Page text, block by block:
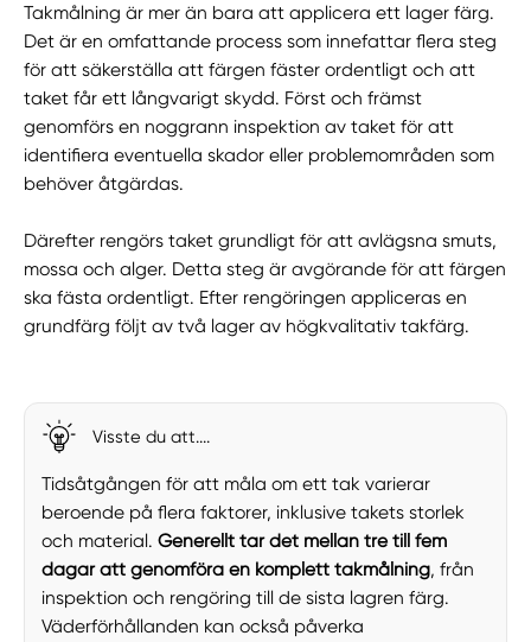
Takmålning är mer än bara att applicera ett lager färg.
Det är en omfattande process som innefattar flera steg
för att säkerställa att färgen fäster ordentligt och att
taket får ett långvarigt skydd. Först och främst
genomförs en noggrann inspektion av taket för att
identifiera eventuella skador eller problemområden som
behöver åtgärdas.
Därefter rengörs taket grundligt för att avlägsna smuts,
mossa och alger. Detta steg är avgörande för att färgen
ska fästa ordentligt. Efter rengöringen appliceras en
grundfärg följt av två lager av högkvalitativ takfärg.
Visste du att....
Tidsåtgången för att måla om ett tak varierar
beroende på flera faktorer, inklusive takets storlek
och material. Generellt tar det mellan tre till fem
dagar att genomföra en komplett takmålning, från
inspektion och rengöring till de sista lagren färg.
Väderförhållanden kan också påverka